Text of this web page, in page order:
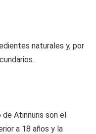
naturales y, por
Atinnuris son el
a 18 años y la